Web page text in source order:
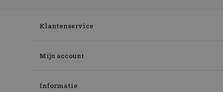
Klantenservice
Mijn account
Informatie